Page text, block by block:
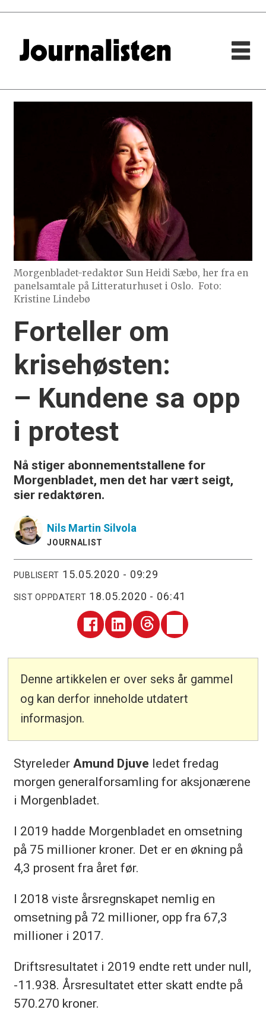
Morgenbladet-redaktør Sun Heidi Sæbø, her fra en
panelsamtale på Litteraturhuset i Oslo. Foto:
Kristine Lindebø
Forteller om
krisehøsten:
– Kundene sa opp
i protest
Nå stiger abonnementstallene for
Morgenbladet, men det har vært seigt,
sier redaktøren.
Nils Martin Silvola
JOURNALIST
PUBLISERT 15.05.2020 - 09:29
SIST OPPDATERT 18.05.2020 - 06:41
Denne artikkelen er over seks år gammel
og kan derfor inneholde utdatert
informasjon.
Styreleder Amund Djuve ledet fredag
morgen generalforsamling for aksjonærene
i Morgenbladet.
I 2019 hadde Morgenbladet en omsetning
på 75 millioner kroner. Det er en økning på
4,3 prosent fra året før.
I 2018 viste årsregnskapet nemlig en
omsetning på 72 millioner, opp fra 67,3
millioner i 2017.
Driftsresultatet i 2019 endte rett under null,
-11.938. Årsresultatet etter skatt endte på
570.270 kroner.